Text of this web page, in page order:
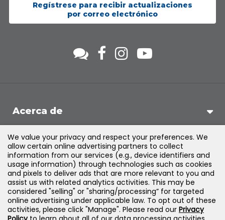
Regístrese para recibir actualizaciones
por correo electrónico
Acerca de
Soporte
Productos y soluciones
Legal
We value your privacy and respect your preferences. We
allow certain online advertising partners to collect
information from our services (e.g., device identifiers and
usage information) through technologies such as cookies
and pixels to deliver ads that are more relevant to you and
assist us with related analytics activities. This may be
considered "selling" or "sharing/processing” for targeted
online advertising under applicable law. To opt out of these
activities, please click "Manage". Please read our Privacy